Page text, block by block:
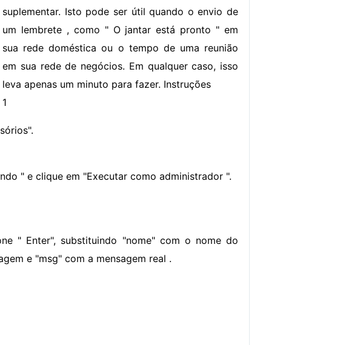
suplementar. Isto pode ser útil quando o envio de
um lembrete , como " O jantar está pronto " em
sua rede doméstica ou o tempo de uma reunião
em sua rede de negócios. Em qualquer caso, isso
leva apenas um minuto para fazer. Instruções
1
" e clique em "Executar como administrador ".
" Enter", substituindo "nome" com o nome do
e "msg" com a mensagem real .